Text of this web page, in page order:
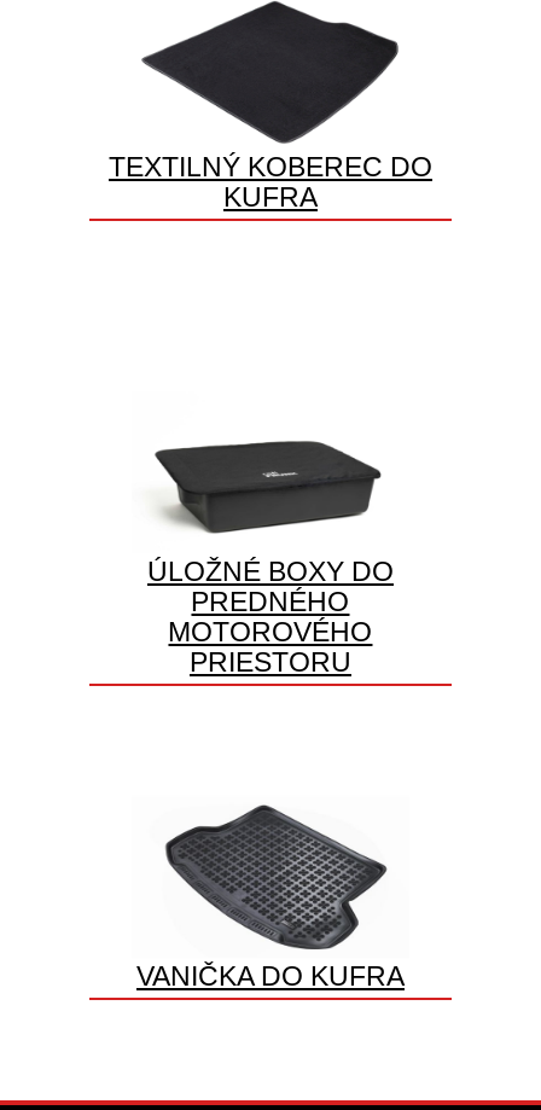
TEXTILNÝ KOBEREC DO
KUFRA
ÚLOŽNÉ BOXY DO
PREDNÉHO
MOTOROVÉHO
PRIESTORU
VANIČKA DO KUFRA